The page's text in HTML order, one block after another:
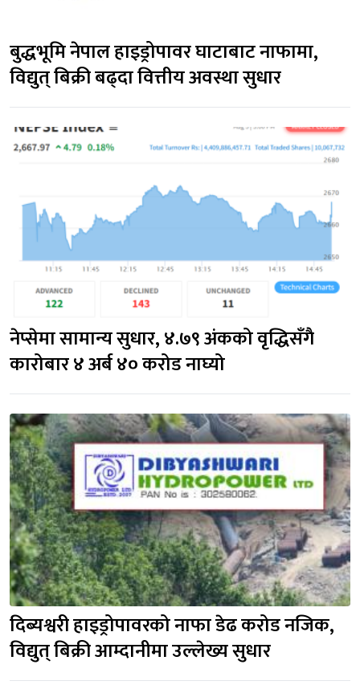
बुद्धभूमि नेपाल हाइड्रोपावर घाटाबाट नाफामा,
विद्युत् बिक्री बढ्दा वित्तीय अवस्था सुधार
नेप्सेमा सामान्य सुधार, ४.७९ अंकको वृद्धिसँगै
कारोबार ४ अर्ब ४० करोड नाघ्यो
दिब्यश्वरी हाइड्रोपावरको नाफा डेढ करोड नजिक,
विद्युत् बिक्री आम्दानीमा उल्लेख्य सुधार